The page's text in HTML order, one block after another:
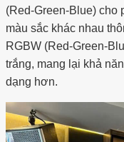
(Red-Green-Blue) cho
màu sắc khác nhau
RGBW (Red-Green-
trắng, mang lại khả
dạng hơn.